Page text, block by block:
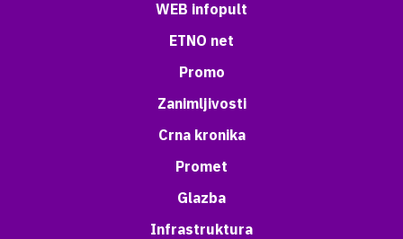
WEB infopult
ETNO net
Promo
Zanimljivosti
Crna kronika
Promet
Glazba
Infrastruktura